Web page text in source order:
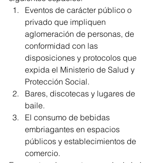
Eventos de carácter público o
privado que impliquen
aglomeración de personas, de
conformidad con las
disposiciones y protocolos que
expida el Ministerio de Salud y
Protección Social.
Bares, discotecas y lugares de
baile.
El consumo de bebidas
embriagantes en espacios
públicos y establecimientos de
comercio.